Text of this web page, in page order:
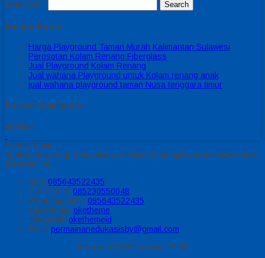
Search for:
Recent Posts
Harga Playground Taman Murah Kalimantan Sulawesi
Perosotan Kolam Renang Fiberglass
Jual Playground Kolam Renang
Jual wahana Playground untuk Kolam renang anak
jual wahana playground taman Nusa tenggara timur
Recent Comments
Sidebar
-
Kontak Kami
Apabila ada yang ditanyakan, silahkan hubungi kami melalui kontak
di bawah ini.
SMS 085643522435
Call Center 085230550048
Whatsapp Icha 085643522435
Messenger oketheme
Telegrram okethemeid
Email permainanedukasisby@gmail.com
Buka jam 08.00 s/d jam 21.00